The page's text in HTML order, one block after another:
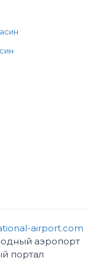
airport.com
аэропорт
портал